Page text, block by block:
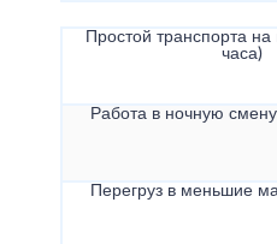
Простой транспорта на
часа)
Работа в ночную
Перегруз в меньшие